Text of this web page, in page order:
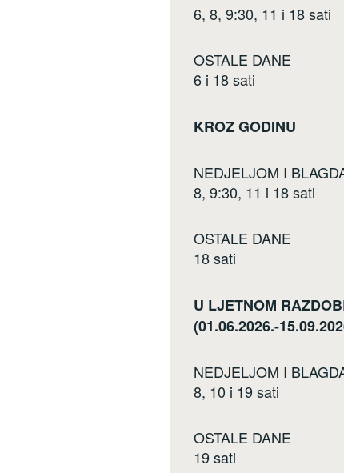
6, 8, 9:30, 11 i 18 sati
OSTALE DANE
6 i 18 sati
KROZ GODINU
NEDJELJOM I
8, 9:30, 11 i 18 sati
OSTALE DANE
18 sati
U LJETNOM
(01.06.2026.-
NEDJELJOM I
8, 10 i 19 sati
OSTALE DANE
19 sati